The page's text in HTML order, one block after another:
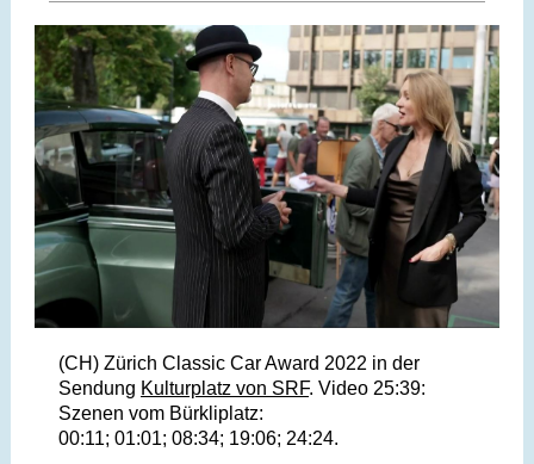
(CH) Zürich Classic Car Award 2022 in der
Sendung Kulturplatz von SRF. Video 25:39:
Szenen vom Bürkliplatz:
00:11; 01:01; 08:34; 19:06; 24:24.